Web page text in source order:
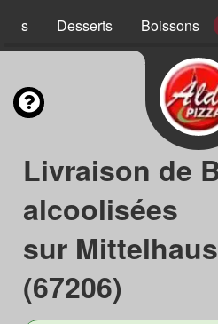
Desserts Boissons
Livraison de
alcoolisées
sur
(67206)